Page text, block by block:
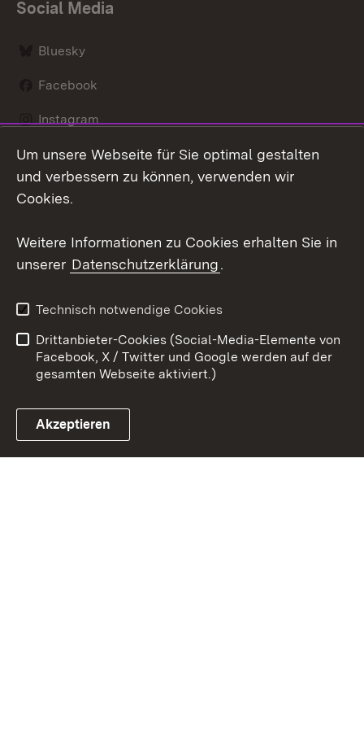
Social Media
Bluesky
Facebook
Instagram
LinkedIn
Link zum Landesportal
Datenschutz
Barrierefreiheit
Impressum
Cookies
Um unsere Webseite für Sie optimal gestalten
und verbessern zu können, verwenden wir
Cookies.
Weitere Informationen zu Cookies erhalten Sie in
unserer Datenschutzerklärung.
Technisch notwendige Cookies
Drittanbieter-Cookies (Social-Media-Elemente von
Facebook, X / Twitter und Google werden auf der
gesamten Webseite aktiviert.)
Akzeptieren